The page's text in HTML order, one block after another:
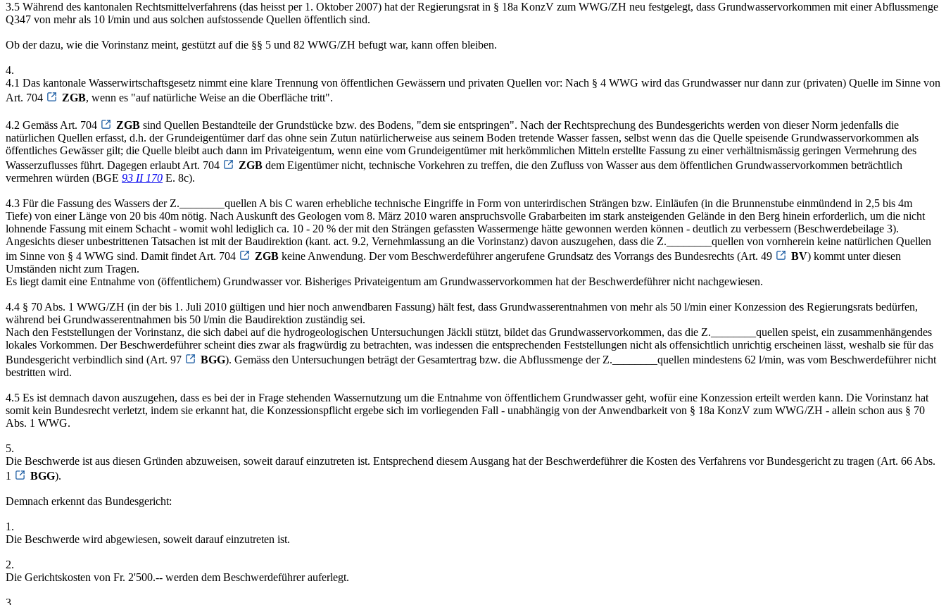
3.5 Während des kantonalen Rechtsmittelverfahrens (das heisst per 1. Oktober 2007) hat der Regierungsrat in § 18a KonzV zum WWG/ZH neu festgelegt, dass Grundwasservorkommen mit einer Abflussmenge
Q347 von mehr als 10 l/min und aus solchen aufstossende Quellen öffentlich sind.
Ob der dazu, wie die Vorinstanz meint, gestützt auf die §§ 5 und 82 WWG/ZH befugt war, kann offen bleiben.
4.
4.1 Das kantonale Wasserwirtschaftsgesetz nimmt eine klare Trennung von öffentlichen Gewässern und privaten Quellen vor: Nach § 4 WWG wird das Grundwasser nur dann zur (privaten) Quelle im Sinne von
Art. 704
ZGB, wenn es "auf natürliche Weise an die Oberfläche tritt".
4.2 Gemäss Art. 704 ZGB sind Quellen Bestandteile der Grundstücke bzw. des Bodens, "dem sie entspringen". Nach der Rechtsprechung des Bundesgerichts werden von dieser Norm jedenfalls die
natürlichen Quellen erfasst, d.h. der Grundeigentümer darf das ohne sein Zutun natürlicherweise aus seinem Boden tretende Wasser fassen, selbst wenn das die Quelle speisende Grundwasservorkommen als
öffentliches Gewässer gilt; die Quelle bleibt auch dann im Privateigentum, wenn eine vom Grundeigentümer mit herkömmlichen Mitteln erstellte Fassung zu einer verhältnismässig geringen Vermehrung des
Wasserzuflusses führt. Dagegen erlaubt Art. 704
ZGB dem Eigentümer nicht, technische Vorkehren zu treffen, die den Zufluss von Wasser aus dem öffentlichen Grundwasservorkommen beträchtlich
vermehren würden (BGE 93 II 170 E. 8c).
4.3 Für die Fassung des Wassers der Z.________quellen A bis C waren erhebliche technische Eingriffe in Form von unterirdischen Strängen bzw. Einläufen (in die Brunnenstube einmündend in 2,5 bis 4m
Tiefe) von einer Länge von 20 bis 40m nötig. Nach Auskunft des Geologen vom 8. März 2010 waren anspruchsvolle Grabarbeiten im stark ansteigenden Gelände in den Berg hinein erforderlich, um die nicht
lohnende Fassung mit einem Schacht - womit wohl lediglich ca. 10 - 20 % der mit den Strängen gefassten Wassermenge hätte gewonnen werden können - deutlich zu verbessern (Beschwerdebeilage 3).
Angesichts dieser unbestrittenen Tatsachen ist mit der Baudirektion (kant. act. 9.2, Vernehmlassung an die Vorinstanz) davon auszugehen, dass die Z.________quellen von vornherein keine natürlichen Quellen
im Sinne von § 4 WWG sind. Damit findet Art. 704
ZGB keine Anwendung. Der vom Beschwerdeführer angerufene Grundsatz des Vorrangs des Bundesrechts (Art. 49 BV) kommt unter diesen
Umständen nicht zum Tragen.
Es liegt damit eine Entnahme von (öffentlichem) Grundwasser vor. Bisheriges Privateigentum am Grundwasservorkommen hat der Beschwerdeführer nicht nachgewiesen.
4.4 § 70 Abs. 1 WWG/ZH (in der bis 1. Juli 2010 gültigen und hier noch anwendbaren Fassung) hält fest, dass Grundwasserentnahmen von mehr als 50 l/min einer Konzession des Regierungsrats bedürfen,
während bei Grundwasserentnahmen bis 50 l/min die Baudirektion zuständig sei.
Nach den Feststellungen der Vorinstanz, die sich dabei auf die hydrogeologischen Untersuchungen Jäckli stützt, bildet das Grundwasservorkommen, das die Z.________quellen speist, ein zusammenhängendes
lokales Vorkommen. Der Beschwerdeführer scheint dies zwar als fragwürdig zu betrachten, was indessen die entsprechenden Feststellungen nicht als offensichtlich unrichtig erscheinen lässt, weshalb sie für das
Bundesgericht verbindlich sind (Art. 97
BGG). Gemäss den Untersuchungen beträgt der Gesamtertrag bzw. die Abflussmenge der Z.________quellen mindestens 62 l/min, was vom Beschwerdeführer nicht
bestritten wird.
4.5 Es ist demnach davon auszugehen, dass es bei der in Frage stehenden Wassernutzung um die Entnahme von öffentlichem Grundwasser geht, wofür eine Konzession erteilt werden kann. Die Vorinstanz hat
somit kein Bundesrecht verletzt, indem sie erkannt hat, die Konzessionspflicht ergebe sich im vorliegenden Fall - unabhängig von der Anwendbarkeit von § 18a KonzV zum WWG/ZH - allein schon aus § 70
Abs. 1 WWG.
5.
Die Beschwerde ist aus diesen Gründen abzuweisen, soweit darauf einzutreten ist. Entsprechend diesem Ausgang hat der Beschwerdeführer die Kosten des Verfahrens vor Bundesgericht zu tragen (Art. 66 Abs.
1
BGG).
Demnach erkennt das Bundesgericht:
1.
Die Beschwerde wird abgewiesen, soweit darauf einzutreten ist.
2.
Die Gerichtskosten von Fr. 2'500.-- werden dem Beschwerdeführer auferlegt.